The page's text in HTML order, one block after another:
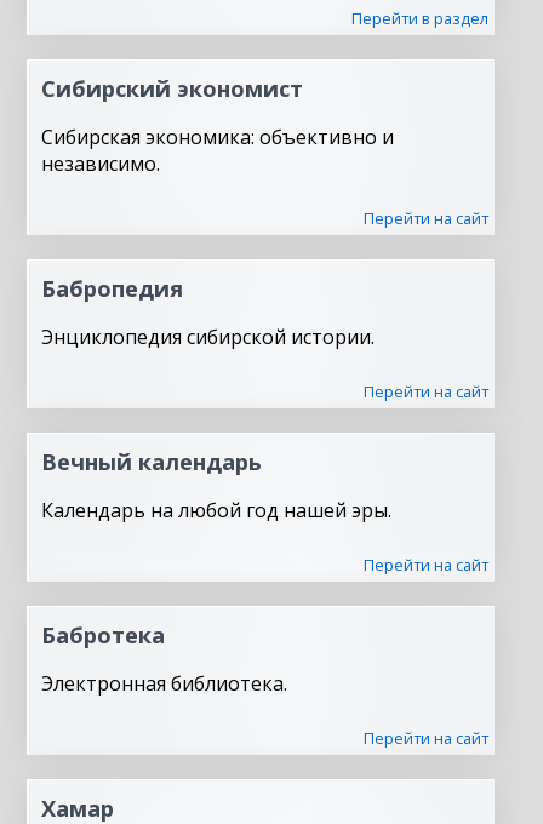
Перейти в раздел
Сибирский экономист
Сибирская экономика: объективно и
независимо.
Перейти на сайт
Бабропедия
Энциклопедия сибирской истории.
Перейти на сайт
Вечный календарь
Календарь на любой год нашей эры.
Перейти на сайт
Бабротека
Электронная библиотека.
Перейти на сайт
Хамар